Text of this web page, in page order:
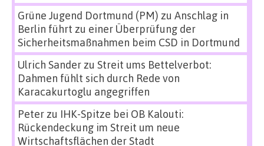
Grüne Jugend Dortmund (PM) zu Anschlag in
Berlin führt zu einer Überprüfung der
Sicherheitsmaßnahmen beim CSD in Dortmund
Ulrich Sanderzu Streit ums Bettelverbot:
Dahmen fühlt sich durch Rede von
Karacakurtoglu angegriffen
Peterzu IHK-Spitze bei OB Kalouti:
Rückendeckung im Streit um neue
Wirtschaftsflächen der Stadt